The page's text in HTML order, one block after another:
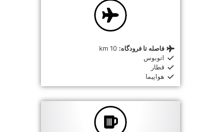
فاصله تا فرودگاه: 10 km
اتوبوس
قطار
هواپیما